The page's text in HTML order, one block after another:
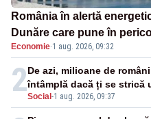
România în alertă
Dunăre care pune în
cunoscută de pe vremea
Economie·1 aug. 2026, 09:32
2Social -1 aug. 2026, 09:37
De azi, milioane de
întâmplă dacă ți se strică